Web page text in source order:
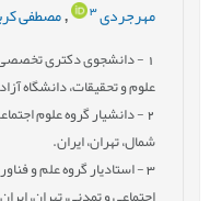
مهرجردی 3
,مصطفی
- دانشجوی دکتری
علوم و تحقیقات، دانشگاه
2- دانشیار گروه علوم
شمال، تهران، ایران.
3- استادیار گروه علم و